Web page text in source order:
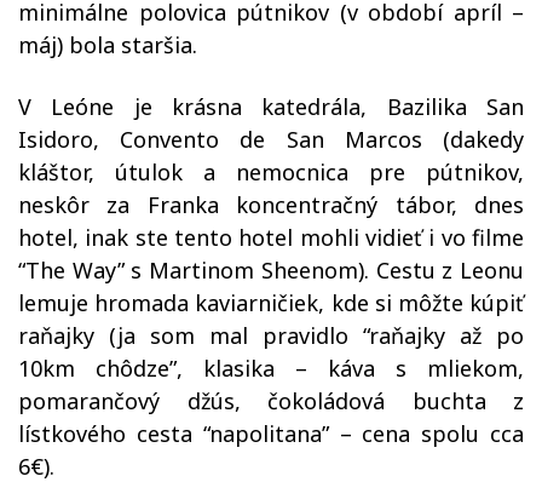
minimálne polovica pútnikov (v období apríl –
máj) bola staršia.
V Leóne je krásna katedrála, Bazilika San
Isidoro, Convento de San Marcos (dakedy
kláštor, útulok a nemocnica pre pútnikov,
neskôr za Franka koncentračný tábor, dnes
hotel, inak ste tento hotel mohli vidieť i vo filme
“The Way” s Martinom Sheenom). Cestu z Leonu
lemuje hromada kaviarničiek, kde si môžte kúpiť
raňajky (ja som mal pravidlo “raňajky až po
10km chôdze”, klasika – káva s mliekom,
pomarančový džús, čokoládová buchta z
lístkového cesta “napolitana” – cena spolu cca
6€).